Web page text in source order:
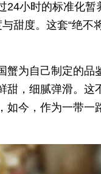
小时的标准化
甜度。这套“绝不
为自己制定的品
，细腻弹滑。
今，作为一带一